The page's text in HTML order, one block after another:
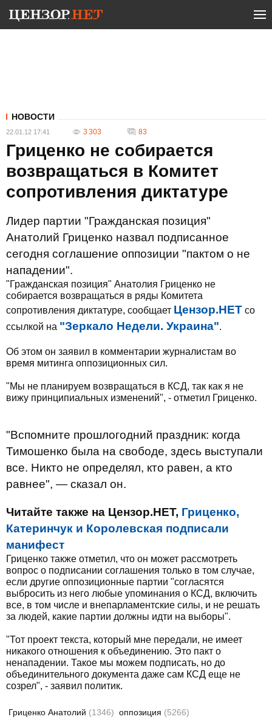
НОВОСТИ
22.01.12 17:41 3 303 83
Гриценко не собирается
возвращаться в Комитет
сопротивления диктатуре
Лидер партии "Гражданская позиция"
Анатолий Гриценко назвал подписанное
сегодня соглашение оппозиции "пактом о не
нападении".
"Гражданская позиция" Анатолия Гриценко не
собирается возвращаться в ряды Комитета
сопротивления диктатуре, сообщает Цензор.НЕТ со
ссылкой на "Зеркало Недели. Украина".
Об этом он заявил в комментарии журналистам во
время митинга оппозиционных сил.
"Мы не планируем возвращаться в КСД, так как я не
вижу принципиальных изменений", - отметил Гриценко.
"Вспомните прошлогодний праздник: когда
Тимошенко была на свободе, здесь выступали
все. Никто не определял, кто равен, а кто
равнее", — сказал он.
Читайте также на Цензор.НЕТ, Гриценко,
Катеринчук и Королевская подписали
манифест
Гриценко также отметил, что он может рассмотреть
вопрос о подписании соглашения только в том случае,
если другие оппозиционные партии "согласятся
выбросить из него любые упоминания о КСД, включить
все, в том числе и внепарламентские силы, и не решать
за людей, какие партии должны идти на выборы".
"Тот проект текста, который мне передали, не имеет
никакого отношения к объединению. Это пакт о
ненападении. Такое мы можем подписать, но до
объединительного документа даже сам КСД еще не
созрел", - заявил политик.
Гриценко Анатолий (1346) оппозиция (5266)